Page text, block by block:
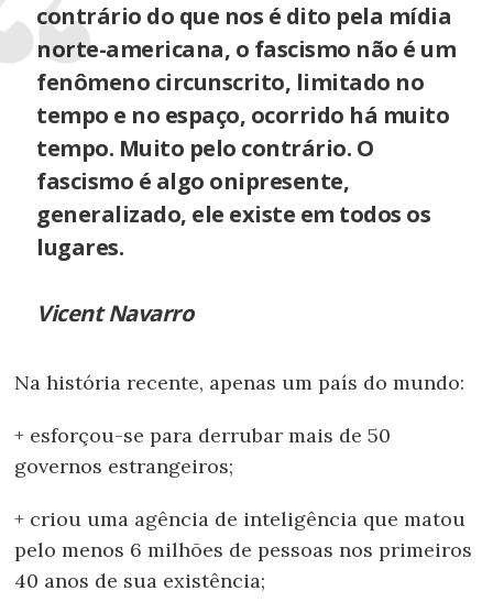
contrário do que nos é dito pela mídia
norte-americana, o fascismo não é um
fenômeno circunscrito, limitado no
tempo e no espaço, ocorrido há muito
tempo. Muito pelo contrário. O
fascismo é algo onipresente,
generalizado, ele existe em todos os
lugares.
Vicent Navarro
Na história recente, apenas um país do mundo:
+ esforçou-se para derrubar mais de 50
governos estrangeiros;
+ criou uma agência de inteligência que matou
pelo menos 6 milhões de pessoas nos primeiros
40 anos de sua existência;